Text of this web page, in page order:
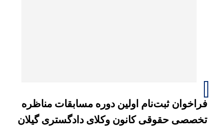
فراخوان ثبت‌نام اولین دوره مسابقات مناظره
تخصصی حقوقی کانون وکلای دادگستری گیلان